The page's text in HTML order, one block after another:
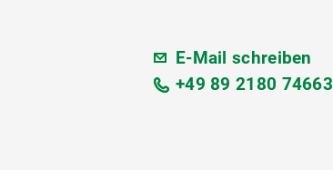
E-Mail schreiben
+49 89 2180 74663